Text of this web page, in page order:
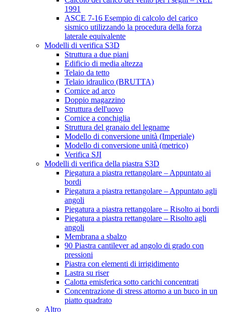
1991
ASCE 7-16 Esempio di calcolo del carico
sismico utilizzando la procedura della forza
laterale equivalente
Modelli di verifica S3D
Struttura a due piani
Edificio di media altezza
Telaio da tetto
Telaio idraulico (BRUTTA)
Cornice ad arco
Doppio magazzino
Struttura dell'uovo
Cornice a conchiglia
Struttura del granaio del legname
Modello di conversione unità (Imperiale)
Modello di conversione unità (metrico)
Verifica SJI
Modelli di verifica della piastra S3D
Piegatura a piastra rettangolare – Appuntato ai
bordi
Piegatura a piastra rettangolare – Appuntato agli
angoli
Piegatura a piastra rettangolare – Risolto ai bordi
Piegatura a piastra rettangolare – Risolto agli
angoli
Membrana a sbalzo
90 Piastra cantilever ad angolo di grado con
pressioni
Piastra con elementi di irrigidimento
Lastra su riser
Calotta emisferica sotto carichi concentrati
Concentrazione di stress attorno a un buco in un
piatto quadrato
Altro